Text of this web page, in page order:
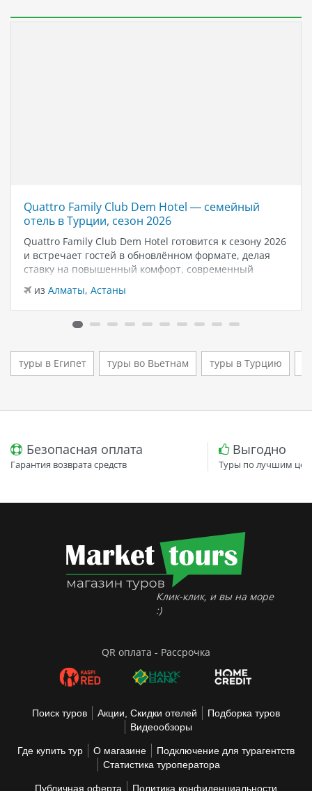
Quattro Family Club Dem Hotel — семейный
отель в Турции, сезон 2026
Quattro Family Club Dem Hotel готовится к сезону 2026
и встречает гостей в обновлённом формате, делая
ставку на повышенный комфорт, современный
дизайн и атмосферу спокойного семейного отдыха у
моря. Отель остаётся популярным выбором для тех,
кто ищет семейный отель в…
из Алматы, Астаны
туры в Египет туры во Вьетнам туры в Турцию
Безопасная оплата
Гарантия возврата средств
Выгодно
Туры по лучшим
Клик-клик, и вы на море
:)
QR оплата - Рассрочка
Поиск туров Акции, Скидки отелей
Подборка туров
Видеообзоры
Где купить тур О магазине
Подключение для турагентств
Статистика туроператора
Публичная оферта Политика конфиденциальности